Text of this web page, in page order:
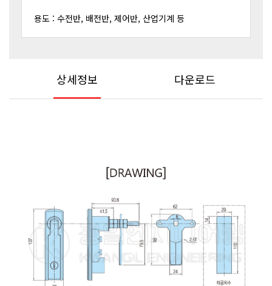
용도 : 수전반, 배전반, 제어반, 산업기계 등
상세정보 다운로드